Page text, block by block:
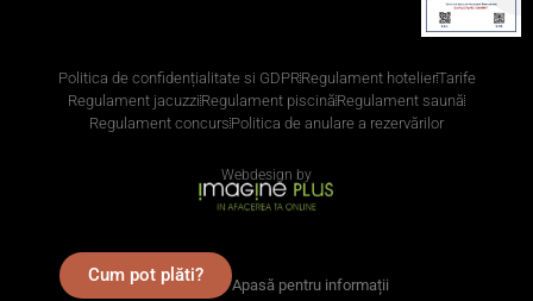
Politica de confidențialitate si GDPRRegulament hotelierTarife
Regulament jacuzzi Regulament piscină Regulament saună
Regulament concurs Politica de anulare a rezervărilor
Webdesign by
Cum pot plăti? Apasă pentru informații